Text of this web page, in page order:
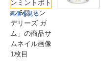
画像を見る